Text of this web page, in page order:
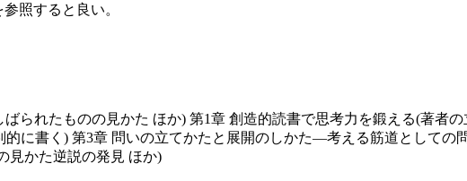
参照すると良い。
られたものの見かた ほか) 第1章 創造的読書で思考力を鍛える(著者
に書く) 第3章 問いの立てかたと展開のしかた―考える筋道としての
見かた逆説の発見 ほか)